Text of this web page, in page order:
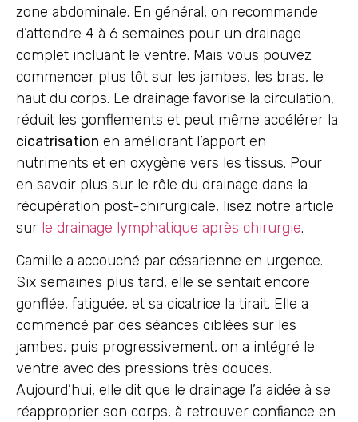
zone abdominale. En général, on recommande
d’attendre 4 à 6 semaines pour un drainage
complet incluant le ventre. Mais vous pouvez
commencer plus tôt sur les jambes, les bras, le
haut du corps. Le drainage favorise la circulation,
réduit les gonflements et peut même accélérer la
cicatrisation en améliorant l’apport en
nutriments et en oxygène vers les tissus. Pour
en savoir plus sur le rôle du drainage dans la
récupération post-chirurgicale, lisez notre article
sur le drainage lymphatique après chirurgie.
Camille a accouché par césarienne en urgence.
Six semaines plus tard, elle se sentait encore
gonflée, fatiguée, et sa cicatrice la tirait. Elle a
commencé par des séances ciblées sur les
jambes, puis progressivement, on a intégré le
ventre avec des pressions très douces.
Aujourd’hui, elle dit que le drainage l’a aidée à se
réapproprier son corps, à retrouver confiance en